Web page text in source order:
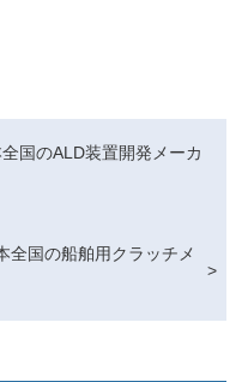
国のALD装置開発メーカ
全国の船舶用クラッチメ
>